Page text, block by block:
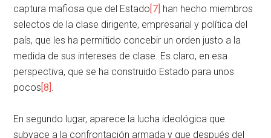
captura mafiosa que del Estado[7] han hecho miembros
selectos de la clase dirigente, empresarial y política del
país, que les ha permitido concebir un orden justo a la
medida de sus intereses de clase. Es claro, en esa
perspectiva, que se ha construido Estado para unos
pocos[8].
En segundo lugar, aparece la lucha ideológica que
subyace a la confrontación armada y que después del